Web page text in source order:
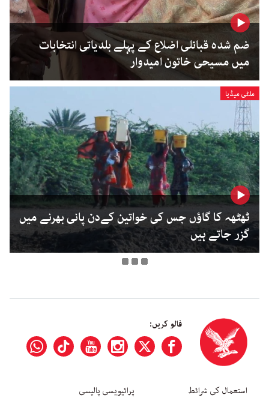
ضم شدہ قبائلی اضلاع کے پہلے بلدیاتی انتخابات
میں مسیحی خاتون امیدوار
ملٹی میڈیا
ٹھٹھہ کا گاؤں جس کی خواتین کےدن پانی بھرنے میں
گزر جاتے ہیں
فالو کریں:
استعمال کی شرائط پرائیویسی پالیسی